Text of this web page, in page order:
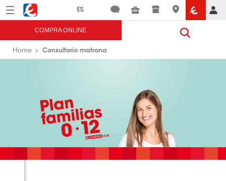
Menú Eroski
COMPRA ONLINE
Home Consultorio matrona